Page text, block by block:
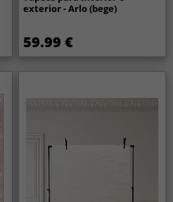
exterior - Arlo (bege)
59.99 €